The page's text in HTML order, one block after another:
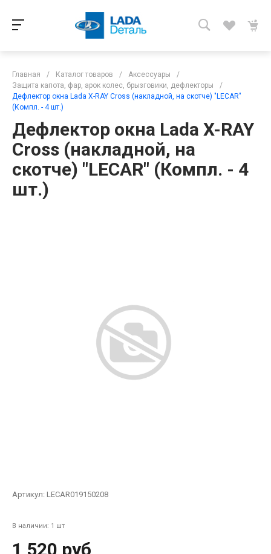
Главная / Каталог товаров / Аксессуары
/
Защита капота, фар, арок колес, брызговики, дефлекторы
/
Дефлектор окна Lada X-RAY Cross (накладной, на скотче) "LECAR"
(Компл. - 4 шт.)
Дефлектор окна Lada X-RAY
Cross (накладной, на
скотче) "LECAR" (Компл. - 4
шт.)
Артикул: LECAR019150208
В наличии: 1 шт
1 520 руб